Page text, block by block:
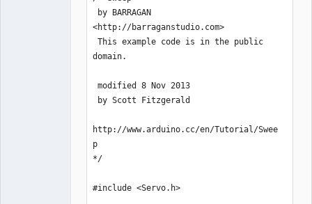
    myservo.write(90);
    delay(1000);
    myservo.write(180);
    delay(1000);
    delay(1000);
}
<http://barraganstudio.com>
This example code is in the public
domain.
modified 8 Nov 2013
http://www.arduino.cc/en/Tutorial/Swee
p
*/
#include <Servo.h>